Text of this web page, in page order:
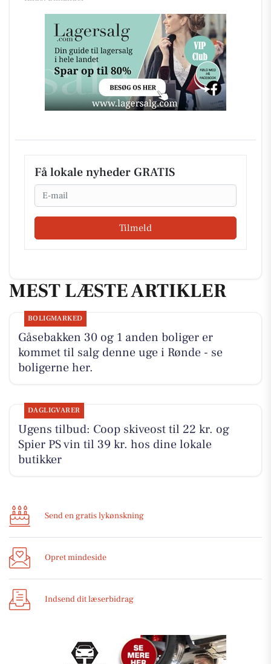
Få lokale nyheder GRATIS
Email
Tilmeld
MEST LÆSTE ARTIKLER
BOLIGMARKED
Gåsebakken 30 og 1 anden boliger er
kommet til salg denne uge i Rønde - se
boligerne her.
DAGLIGVARER
Ugens tilbud: Coop skiveost til 22 kr. og
Spier PS vin til 39 kr. hos dine lokale
butikker
Send en gratis lykønskning
Opret mindeside
Indsend dit læserbidrag